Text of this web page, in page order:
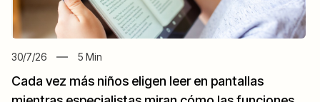
30/7/26 5 Min
Cada vez más niños eligen leer en pantallas